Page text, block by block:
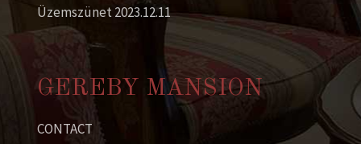
Üzemszünet 2023.12.11
GEREBY MANSION
CONTACT